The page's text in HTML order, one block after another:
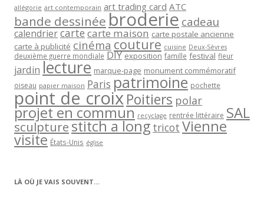
allégorie art contemporain art trading card ATC
bande dessinée broderie cadeau
calendriercartecarte maison carte postale ancienne
carte à publicité cinéma couture cuisine Deux-Sèvres
deuxième guerre mondiale DIY exposition famille festival fleur
jardin lecture marque-page monument commémoratif
oiseau papier maison Paris patrimoine pochette
point de croixPoitiers polar
projet en commun recyclage rentrée littéraire SAL
sculpturestitch a long tricot Vienne
visite États-Unis église
LÀ OÙ JE VAIS SOUVENT…